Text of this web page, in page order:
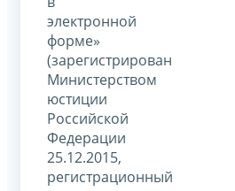
электронной
форме»
(зарегистрирован
Министерством
юстиции
Российской
Федерации
25.12.2015,
регистрационный